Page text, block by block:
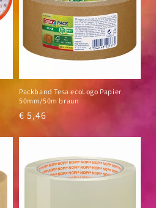
Packband Tesa ecoLogo Papier
50mm/50m braun
Normaler
€ 5,46